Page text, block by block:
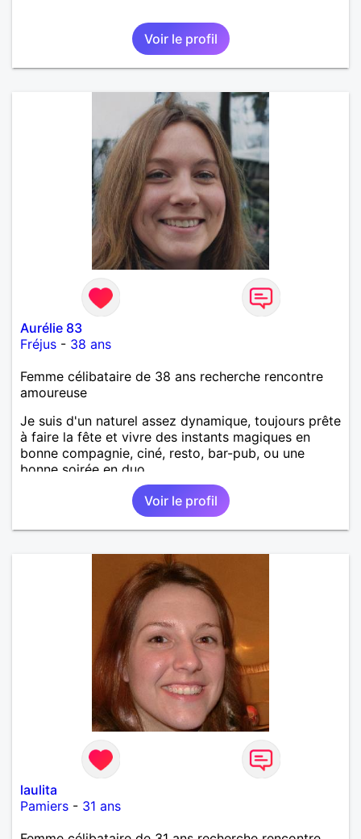
Voir le profil
Aurélie 83
Fréjus - 38 ans
Femme célibataire de 38 ans recherche rencontre
amoureuse
Je suis d'un naturel assez dynamique, toujours prête
à faire la fête et vivre des instants magiques en
bonne compagnie, ciné, resto, bar-pub, ou une
bonne soirée en duo.
Voir le profil
laulita
Pamiers - 31 ans